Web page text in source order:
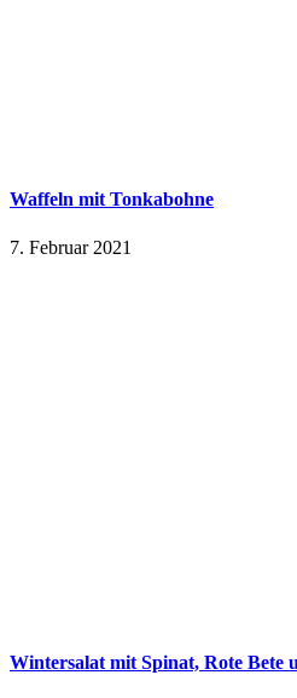
Waffeln mit Tonkabohne
7. Februar 2021
Wintersalat mit Spinat, Rote Bete